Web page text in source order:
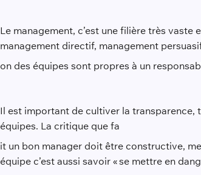
Le management, c’est une filière très
management directif, management
on des équipes sont propres à un
Il est important de cultiver la transparence,
équipes. La critique que fa
it un bon manager doit être constructive,
équipe c’est aussi savoir « se mettre en